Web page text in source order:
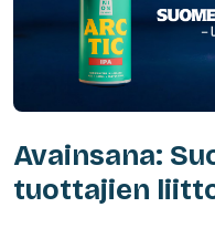
Avainsana:
tuottajien